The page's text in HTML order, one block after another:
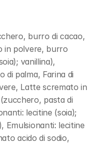
burro di cacao,
in polvere, burro
vanillina),
di palma, Farina di
Latte scremato in
pasta di
lecitine (soia);
Emulsionanti: lecitine
acido di sodio,